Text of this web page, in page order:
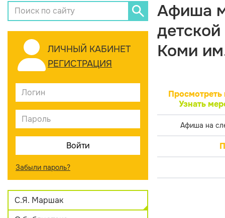
ЛИЧНЫЙ КАБИНЕТ
РЕГИСТРАЦИЯ
Забыли пароль?
С.Я. Маршак
Афиша
Коми
Просмотреть
Узнать
Афиша на